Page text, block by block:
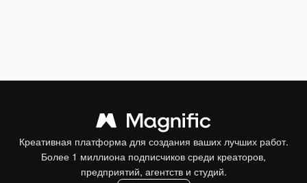
Креативная платформа для создания ваших лучших работ.
Более 1 миллиона подписчиков среди креаторов,
предприятий, агентств и студий.